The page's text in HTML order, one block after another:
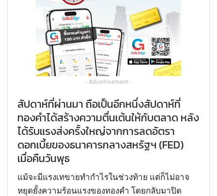
- Advertisement -
สัปดาห์ที่ผ่านมา ถือเป็นอีกหนึ่งสัปดาห์ที่
ทองคำได้สร้างความตื่นเต้นให้กับตลาด หลัง
ได้รับแรงส่งครั้งใหญ่จากการลดอัตรา
ดอกเบี้ยของธนาคารกลางสหรัฐฯ (FED)
เมื่อคืนวันพุธ
แม้จะมีแรงเทขายทำกำไรในช่วงท้าย แต่ก็ไม่อาจ
หยุดยั้งความร้อนแรงของทองคำ โดยกลับมาปิด